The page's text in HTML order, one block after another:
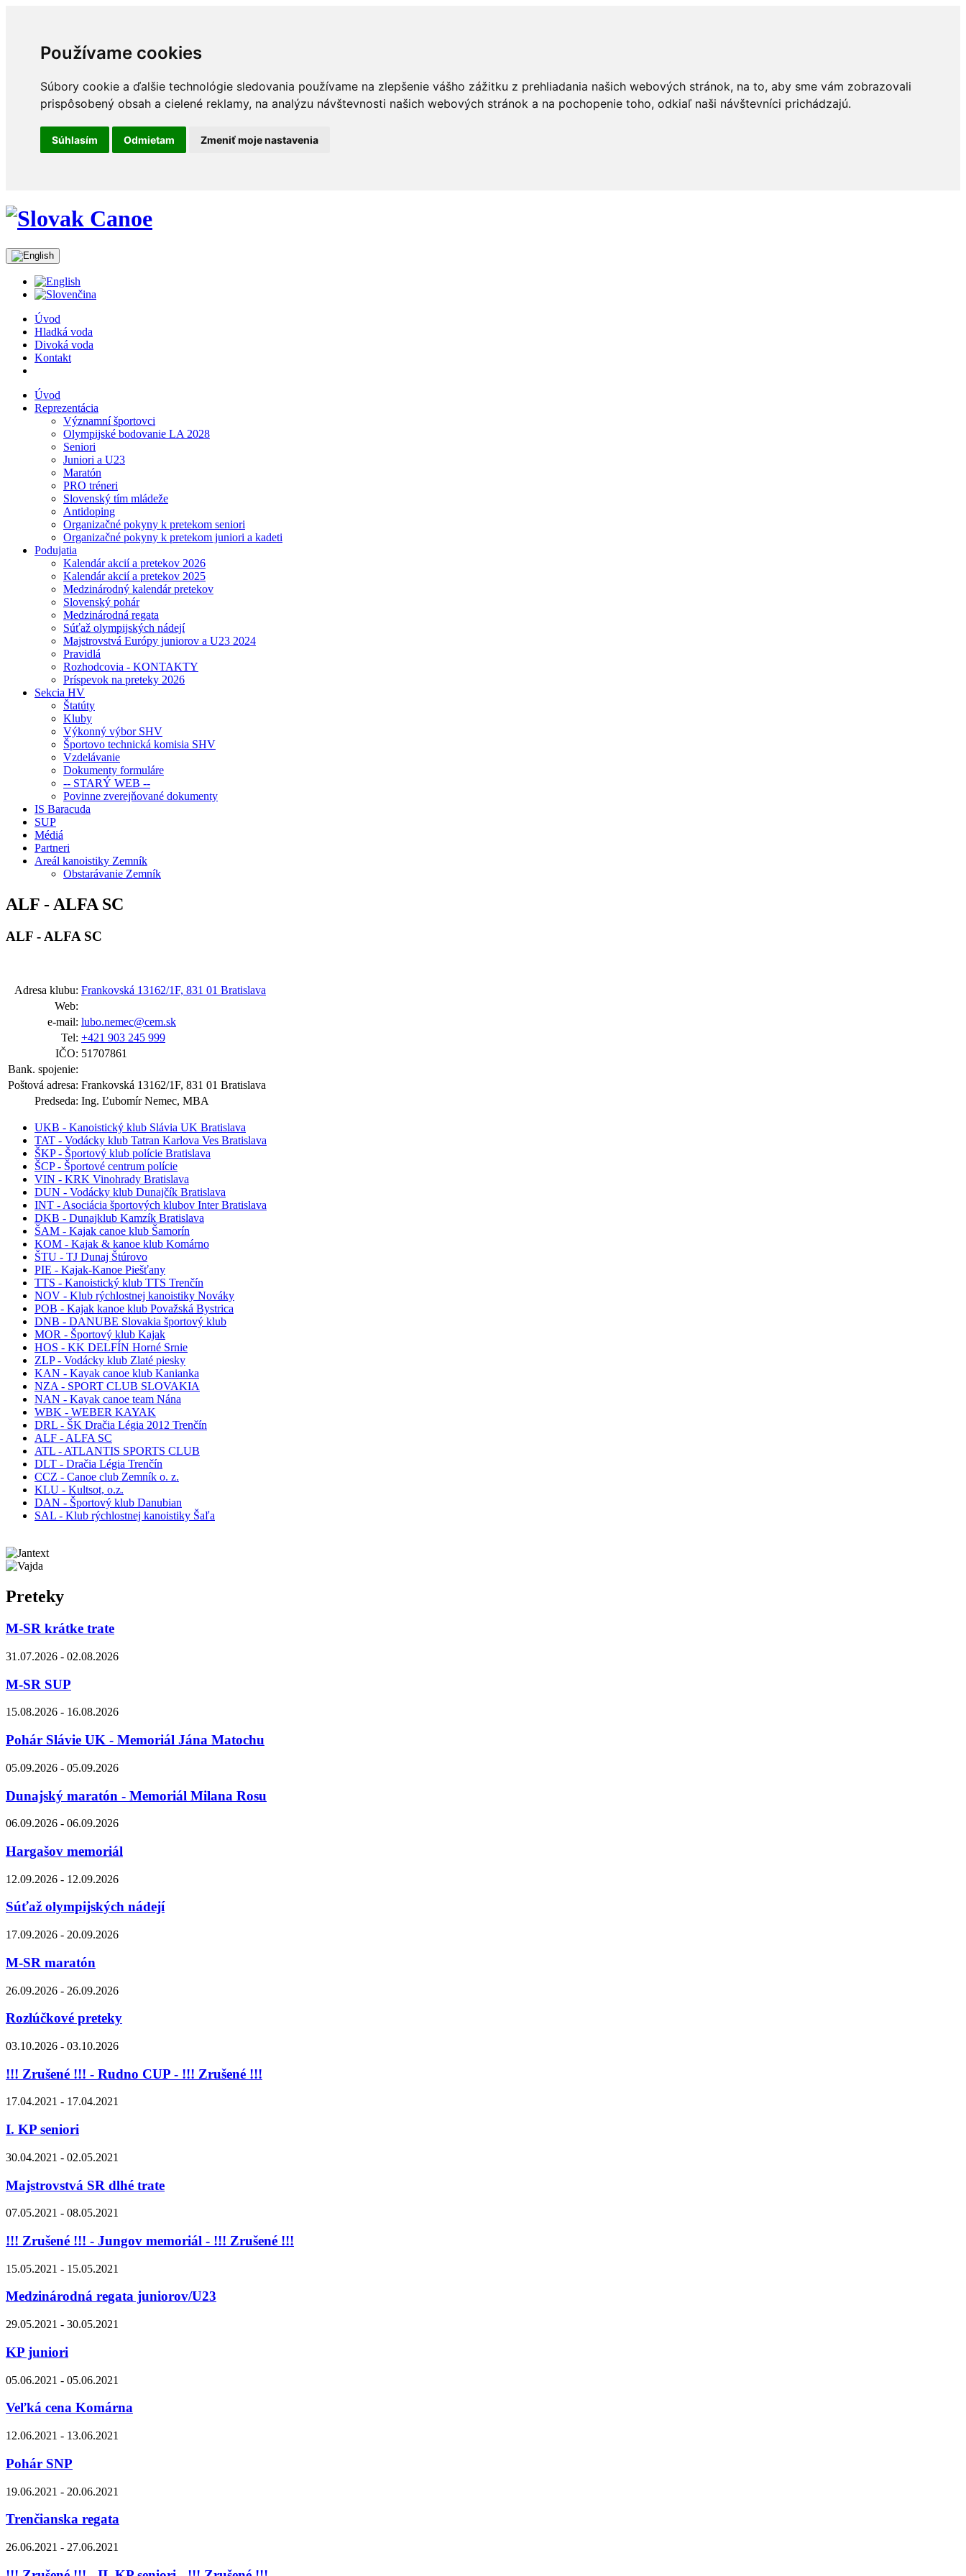
Používame cookies
Súbory cookie a ďalšie technológie sledovania používame na zlepšenie vášho zážitku z prehliadania našich webových stránok, na to, aby sme vám zobrazovali
prispôsobený obsah a cielené reklamy, na analýzu návštevnosti našich webových stránok a na pochopenie toho, odkiaľ naši návštevníci prichádzajú.
Súhlasím Odmietam Zmeniť moje nastavenia
Úvod
Hladká voda
Divoká voda
Kontakt
Úvod
Reprezentácia
Významní športovci
Olympijské bodovanie LA 2028
Seniori
Juniori a U23
Maratón
PRO tréneri
Slovenský tím mládeže
Antidoping
Organizačné pokyny k pretekom seniori
Organizačné pokyny k pretekom juniori a kadeti
Podujatia
Kalendár akcií a pretekov 2026
Kalendár akcií a pretekov 2025
Medzinárodný kalendár pretekov
Slovenský pohár
Medzinárodná regata
Súťaž olympijských nádejí
Majstrovstvá Európy juniorov a U23 2024
Pravidlá
Rozhodcovia - KONTAKTY
Príspevok na preteky 2026
Sekcia HV
Štatúty
Kluby
Výkonný výbor SHV
Športovo technická komisia SHV
Vzdelávanie
Dokumenty formuláre
-- STARÝ WEB --
Povinne zverejňované dokumenty
IS Baracuda
SUP
Médiá
Partneri
Areál kanoistiky Zemník
Obstarávanie Zemník
ALF - ALFA SC
ALF - ALFA SC
Adresa klubu: Frankovská 13162/1F, 831 01 Bratislava
Web:
e-mail: lubo.nemec@cem.sk
Tel: +421 903 245 999
IČO: 51707861
Bank. spojenie:
Poštová adresa: Frankovská 13162/1F, 831 01 Bratislava
Predseda: Ing. Ľubomír Nemec, MBA
UKB - Kanoistický klub Slávia UK Bratislava
TAT - Vodácky klub Tatran Karlova Ves Bratislava
ŠKP - Športový klub polície Bratislava
ŠCP - Športové centrum polície
VIN - KRK Vinohrady Bratislava
DUN - Vodácky klub Dunajčík Bratislava
INT - Asociácia športových klubov Inter Bratislava
DKB - Dunajklub Kamzík Bratislava
ŠAM - Kajak canoe klub Šamorín
KOM - Kajak & kanoe klub Komárno
ŠTU - TJ Dunaj Štúrovo
PIE - Kajak-Kanoe Piešťany
TTS - Kanoistický klub TTS Trenčín
NOV - Klub rýchlostnej kanoistiky Nováky
POB - Kajak kanoe klub Považská Bystrica
DNB - DANUBE Slovakia športový klub
MOR - Športový klub Kajak
HOS - KK DELFÍN Horné Srnie
ZLP - Vodácky klub Zlaté piesky
KAN - Kayak canoe klub Kanianka
NZA - SPORT CLUB SLOVAKIA
NAN - Kayak canoe team Nána
WBK - WEBER KAYAK
DRL - ŠK Dračia Légia 2012 Trenčín
ALF - ALFA SC
ATL - ATLANTIS SPORTS CLUB
DLT - Dračia Légia Trenčín
CCZ - Canoe club Zemník o. z.
KLU - Kultsot, o.z.
DAN - Športový klub Danubian
SAL - Klub rýchlostnej kanoistiky Šaľa
Preteky
M-SR krátke trate
31.07.2026 - 02.08.2026
M-SR SUP
15.08.2026 - 16.08.2026
Pohár Slávie UK - Memoriál Jána Matochu
05.09.2026 - 05.09.2026
Dunajský maratón - Memoriál Milana Rosu
06.09.2026 - 06.09.2026
Hargašov memoriál
12.09.2026 - 12.09.2026
Súťaž olympijských nádejí
17.09.2026 - 20.09.2026
M-SR maratón
26.09.2026 - 26.09.2026
Rozlúčkové preteky
03.10.2026 - 03.10.2026
!!! Zrušené !!! - Rudno CUP - !!! Zrušené !!!
17.04.2021 - 17.04.2021
I. KP seniori
30.04.2021 - 02.05.2021
Majstrovstvá SR dlhé trate
07.05.2021 - 08.05.2021
!!! Zrušené !!! - Jungov memoriál - !!! Zrušené !!!
15.05.2021 - 15.05.2021
Medzinárodná regata juniorov/U23
29.05.2021 - 30.05.2021
KP juniori
05.06.2021 - 05.06.2021
Veľká cena Komárna
12.06.2021 - 13.06.2021
Pohár SNP
19.06.2021 - 20.06.2021
Trenčianska regata
26.06.2021 - 27.06.2021